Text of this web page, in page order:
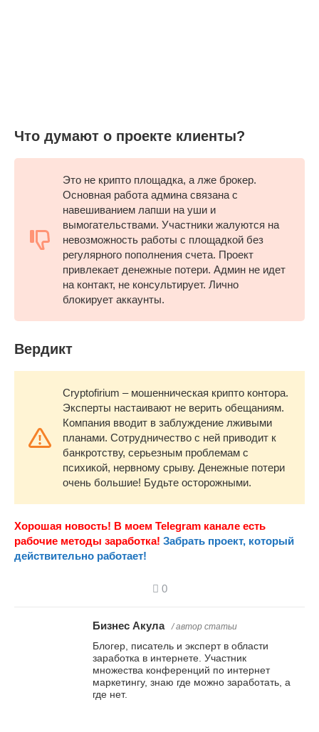
Что думают о проекте клиенты?
Это не крипто площадка, а лже брокер.
Основная работа админа связана с
навешиванием лапши на уши и
вымогательствами. Участники жалуются на
невозможность работы с площадкой без
регулярного пополнения счета. Проект
привлекает денежные потери. Админ не идет
на контакт, не консультирует. Лично
блокирует аккаунты.
Вердикт
Cryptofirium – мошенническая крипто контора.
Эксперты настаивают не верить обещаниям.
Компания вводит в заблуждение лживыми
планами. Сотрудничество с ней приводит к
банкротству, серьезным проблемам с
психикой, нервному срыву. Денежные потери
очень большие! Будьте осторожными.
Хорошая новость! В моем Telegram канале есть
рабочие методы заработка! Забрать проект, который
действительно работает!
0
Бизнес Акула / автор статьи
Блогер, писатель и эксперт в области
заработка в интернете. Участник
множества конференций по интернет
маркетингу, знаю где можно заработать, а
где нет.